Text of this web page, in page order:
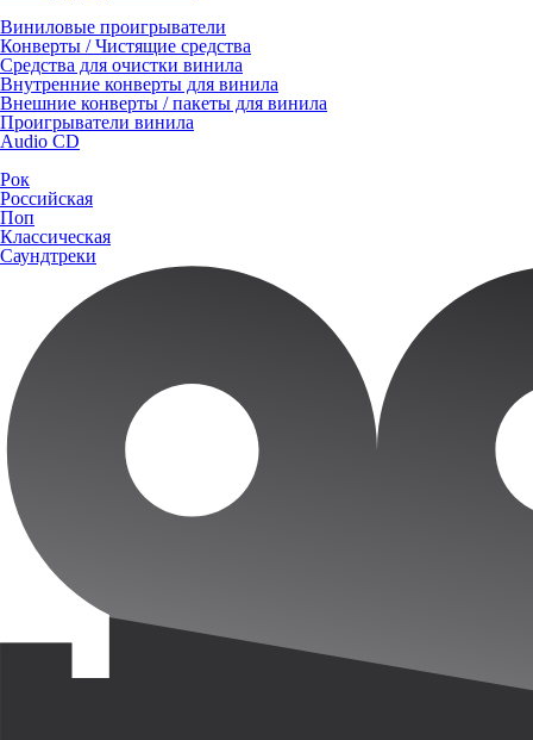
Виниловые проигрыватели
Конверты / Чистящие средства
Средства для очистки винила
Внутренние конверты для винила
Внешние конверты / пакеты для винила
Проигрыватели винила
Audio CD
Рок
Российская
Поп
Классическая
Саундтреки